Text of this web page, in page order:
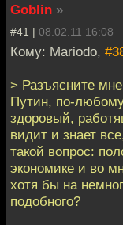
Goblin »
#41 | 08.02.11 16:08
Кому: Mariodo,
> Разъясните
Путин, по-
здоровый,
видит и знает
такой вопрос:
экономике и во
хотя бы на
подобного?